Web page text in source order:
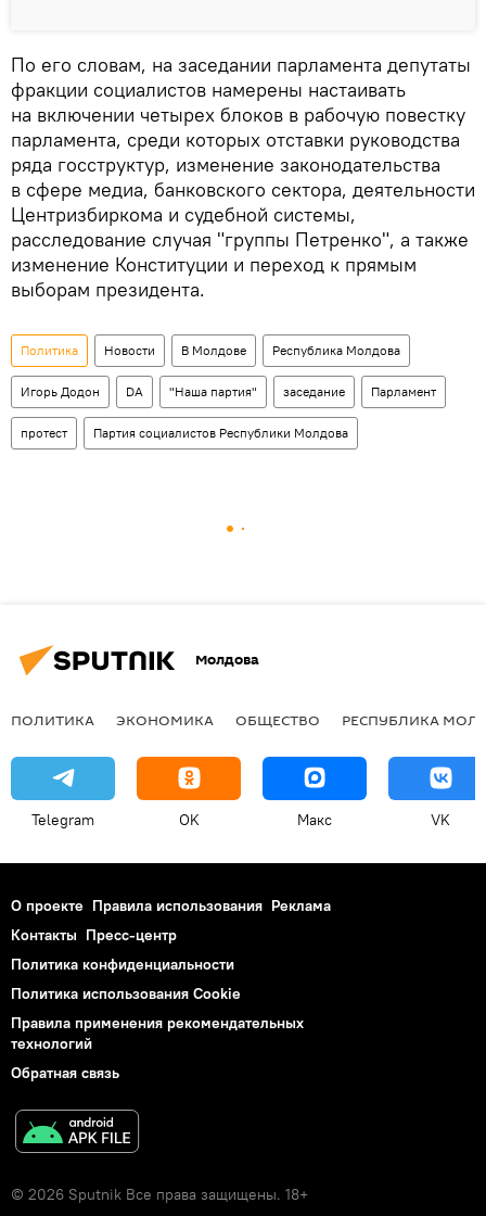
По его словам, на заседании парламента депутаты
фракции социалистов намерены настаивать
на включении четырех блоков в рабочую повестку
парламента, среди которых отставки руководства
ряда госструктур, изменение законодательства
в сфере медиа, банковского сектора, деятельности
Центризбиркома и судебной системы,
расследование случая "группы Петренко", а также
изменение Конституции и переход к прямым
выборам президента.
Политика Новости В Молдове Республика Молдова
Игорь Додон DA "Наша партия" заседание Парламент
протест Партия социалистов Республики Молдова
Молдова
ПОЛИТИКА ЭКОНОМИКА ОБЩЕСТВО РЕСПУБЛИКА
Telegram OK Макс VK
О проекте Правила использования Реклама
Контакты Пресс-центр
Политика конфиденциальности
Политика использования Cookie
Правила применения рекомендательных
технологий
Обратная связь
© 2026 Sputnik Все права защищены. 18+